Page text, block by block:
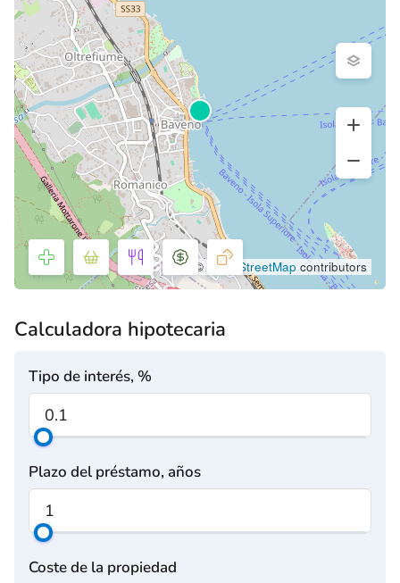
© OpenStreetMap contributors
Calculadora hipotecaria
Tipo de interés, %
Plazo del préstamo, años
Coste de la propiedad